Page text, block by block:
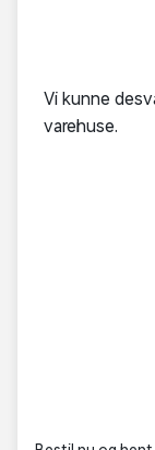
Vi kunne
varehuse.